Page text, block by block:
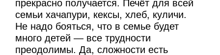
прекрасно получается. Печёт для всей
семьи хачапури, кексы, хлеб, куличи.
Не надо бояться, что в семье будет
много детей — все трудности
преодолимы. Да, сложности есть